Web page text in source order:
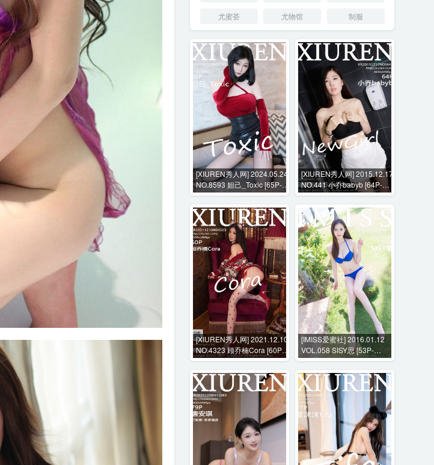
尤蜜荟 尤物馆 制服
[XIUREN秀人网] 2024.05.24
NO.8593 妲己_Toxic [65P-
698MB]
[XIUREN秀人网] 2015.12.17
NO.441 小乔babyb [64P-
145MB]
[XIUREN秀人网] 2021.12.10
NO.4323 顾乔楠Cora [60P-
687MB]
[IMISS爱蜜社] 2016.01.12
VOL.058 SISY思 [53P-
203MB]